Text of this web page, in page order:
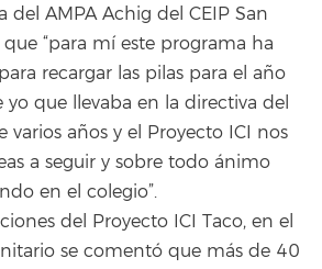
del AMPA Achig del CEIP San
“para mí este programa ha
recargar las pilas para el año
que llevaba en la directiva del
varios años y el Proyecto ICI nos
a seguir y sobre todo ánimo
en el colegio”.
del Proyecto ICI Taco, en el
se comentó que más de 40